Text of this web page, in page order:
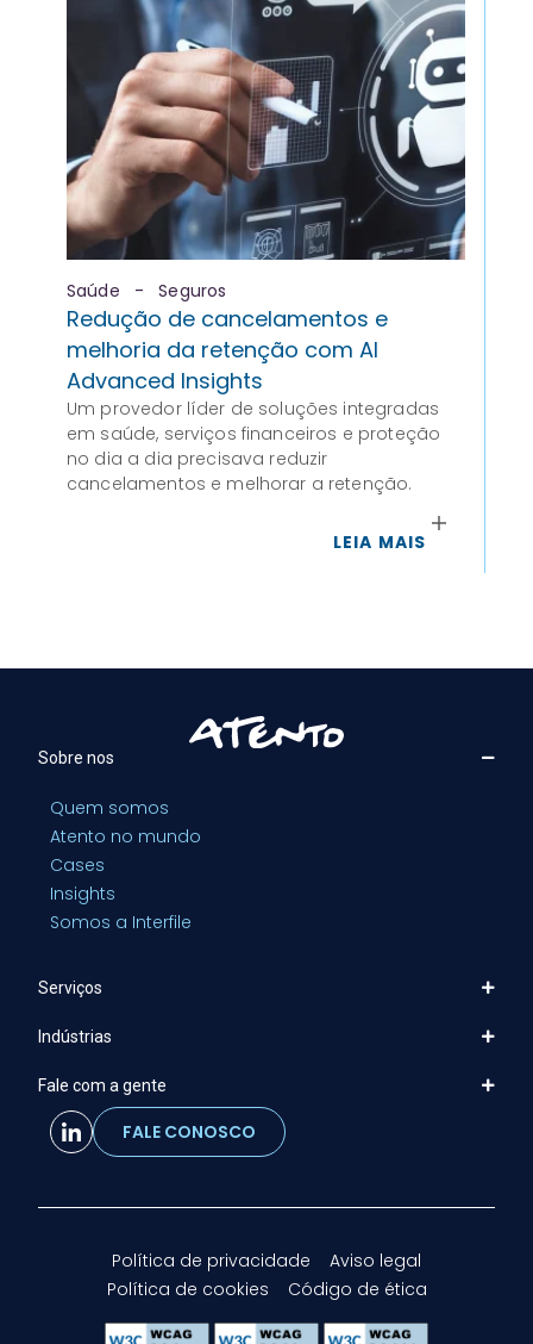
Saúde - Seguros
Redução de cancelamentos e
melhoria da retenção com AI
Advanced Insights
Um provedor líder de soluções integradas
em saúde, serviços financeiros e proteção
no dia a dia precisava reduzir
cancelamentos e melhorar a retenção.
LEIA MAIS
Sobre nos
Quem somos
Atento no mundo
Cases
Insights
Somos a Interfile
Serviços
Indústrias
Fale com a gente
FALE CONOSCO
Política de privacidade
Aviso legal
Política de cookies
Código de ética